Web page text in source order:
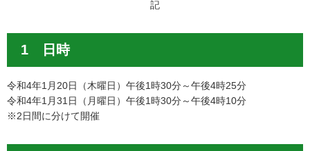
記
1 日時
令和4年1月20日（木曜日）午後1時30分～午後4時25分
令和4年1月31日（月曜日）午後1時30分～午後4時10分
※2日間に分けて開催